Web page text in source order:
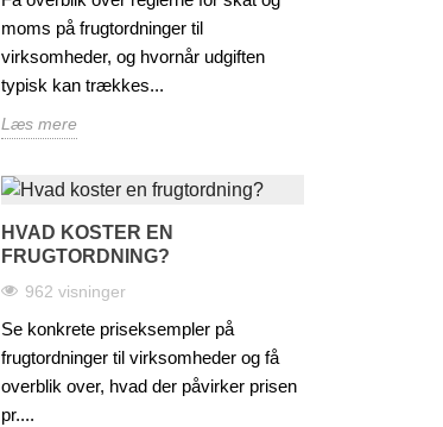
moms på frugtordninger til
virksomheder, og hvornår udgiften
typisk kan trækkes...
Læs mere
HVAD KOSTER EN
FRUGTORDNING?
962 visninger
Se konkrete priseksempler på
frugtordninger til virksomheder og få
overblik over, hvad der påvirker prisen
pr....